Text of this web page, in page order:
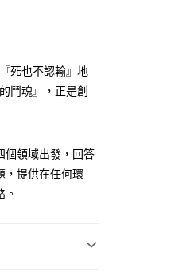
死也不認輸』地
鬥魂』，正是創
個領域出發，回答
，提供在任何環